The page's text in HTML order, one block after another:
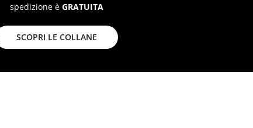
spedizione è GRATUITA
SCOPRI LE COLLANE